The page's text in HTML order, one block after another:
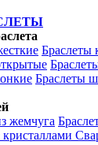
Браслеты
Браслеты
жемчуга
кристаллами